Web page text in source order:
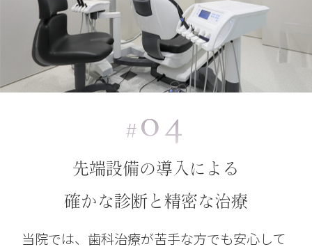
#04
先端設備の導入による
確かな診断と精密な治療
当院では、歯科治療が苦手な方でも安心して